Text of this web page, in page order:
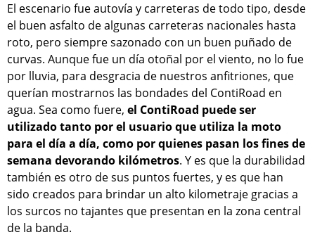
El escenario fue autovía y carreteras de todo tipo, desde
el buen asfalto de algunas carreteras nacionales hasta
roto, pero siempre sazonado con un buen puñado de
curvas. Aunque fue un día otoñal por el viento, no lo fue
por lluvia, para desgracia de nuestros anfitriones, que
querían mostrarnos las bondades del ContiRoad en
agua. Sea como fuere, el ContiRoad puede ser
utilizado tanto por el usuario que utiliza la moto
para el día a día, como por quienes pasan los fines de
semana devorando kilómetros. Y es que la durabilidad
también es otro de sus puntos fuertes, y es que han
sido creados para brindar un alto kilometraje gracias a
los surcos no tajantes que presentan en la zona central
de la banda.